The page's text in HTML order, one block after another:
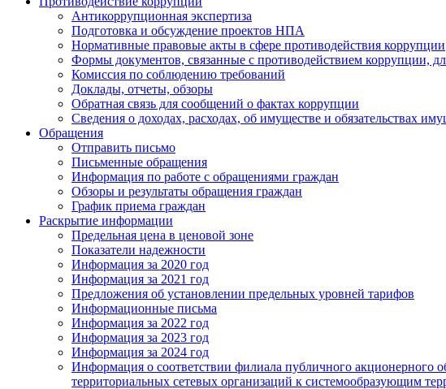
Антикоррупционная экспертиза
Подготовка и обсуждение проектов НПА
Нормативные правовые акты в сфере противодействия коррупции
Формы документов, связанные с противодействием коррупции,
Комиссия по соблюдению требований
Доклады, отчеты, обзоры
Обратная связь для сообщений о фактах коррупции
Сведения о доходах, расходах, об имуществе и обязательствах
Обращения
Отправить письмо
Письменные обращения
Информация по работе с обращениями граждан
Обзоры и результаты обращения граждан
График приема граждан
Раскрытие информации
Предельная цена в ценовой зоне
Показатели надежности
Информация за 2020 год
Информация за 2021 год
Предложения об установлении предельных уровней тарифов
Информационные письма
Информация за 2022 год
Информация за 2023 год
Информация за 2024 год
Информация о соответствии филиала публичного акционерного
территориальных сетевых организаций к системообразующим